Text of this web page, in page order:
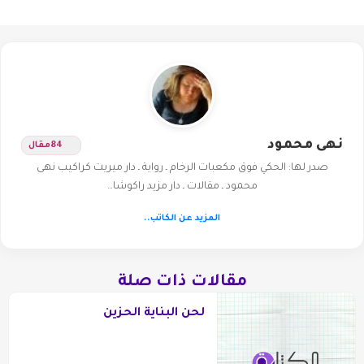
نهى محمود 84مقال
صدر لها: الحكي فوق مكعبات الرخام ـ رواية ـ دار ميريت كراكيب نهى
محمود ـ مقالات ـ دار مزيد راكوشا…
المزيد عن الكاتب..
مقالات ذات صلة
لحن البناية الحزين